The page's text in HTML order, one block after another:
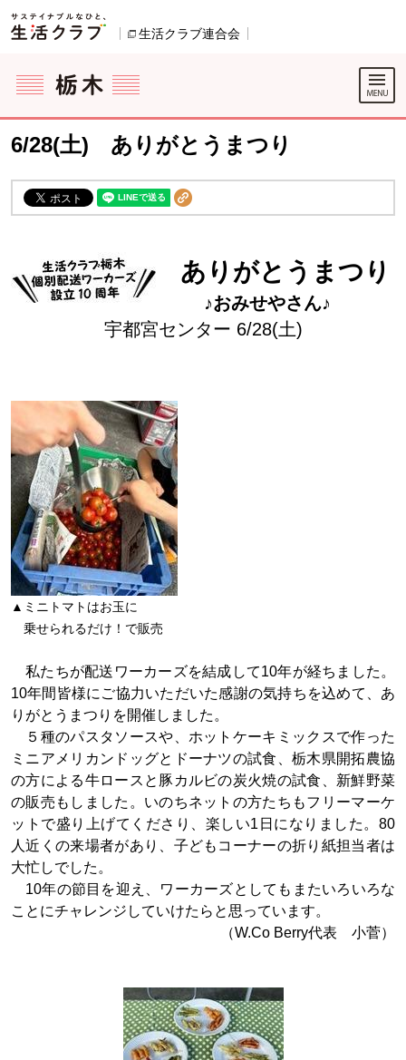
ページの先頭です。
生活クラブ連合会
ここからサイト内共通メニューです。
サイト内共通メニューをスキップする
サイト内共通メニューここまで。
6/28(土) ありがとうまつり
ありがとうまつり
♪おみせやさん♪
宇都宮センター 6/28(土)
▲ミニトマトはお玉に
乗せられるだけ！で販売
私たちが配送ワーカーズを結成して10年が経ちました。
10年間皆様にご協力いただいた感謝の気持ちを込めて、あ
りがとうまつりを開催しました。
５種のパスタソースや、ホットケーキミックスで作った
ミニアメリカンドッグとドーナツの試食、栃木県開拓農協
の方による牛ロースと豚カルビの炭火焼の試食、新鮮野菜
の販売もしました。いのちネットの方たちもフリーマーケ
ットで盛り上げてくださり、楽しい1日になりました。80
人近くの来場者があり、子どもコーナーの折り紙担当者は
大忙しでした。
10年の節目を迎え、ワーカーズとしてもまたいろいろな
ことにチャレンジしていけたらと思っています。
（W.Co Berry代表 小菅）